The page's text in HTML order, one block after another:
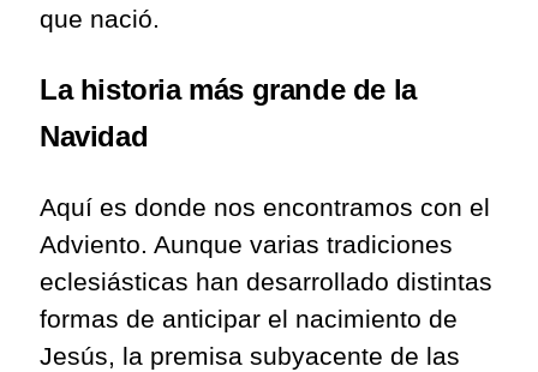
que nació.
La historia más grande de la
Navidad
Aquí es donde nos encontramos con el
Adviento. Aunque varias tradiciones
eclesiásticas han desarrollado distintas
formas de anticipar el nacimiento de
Jesús, la premisa subyacente de las